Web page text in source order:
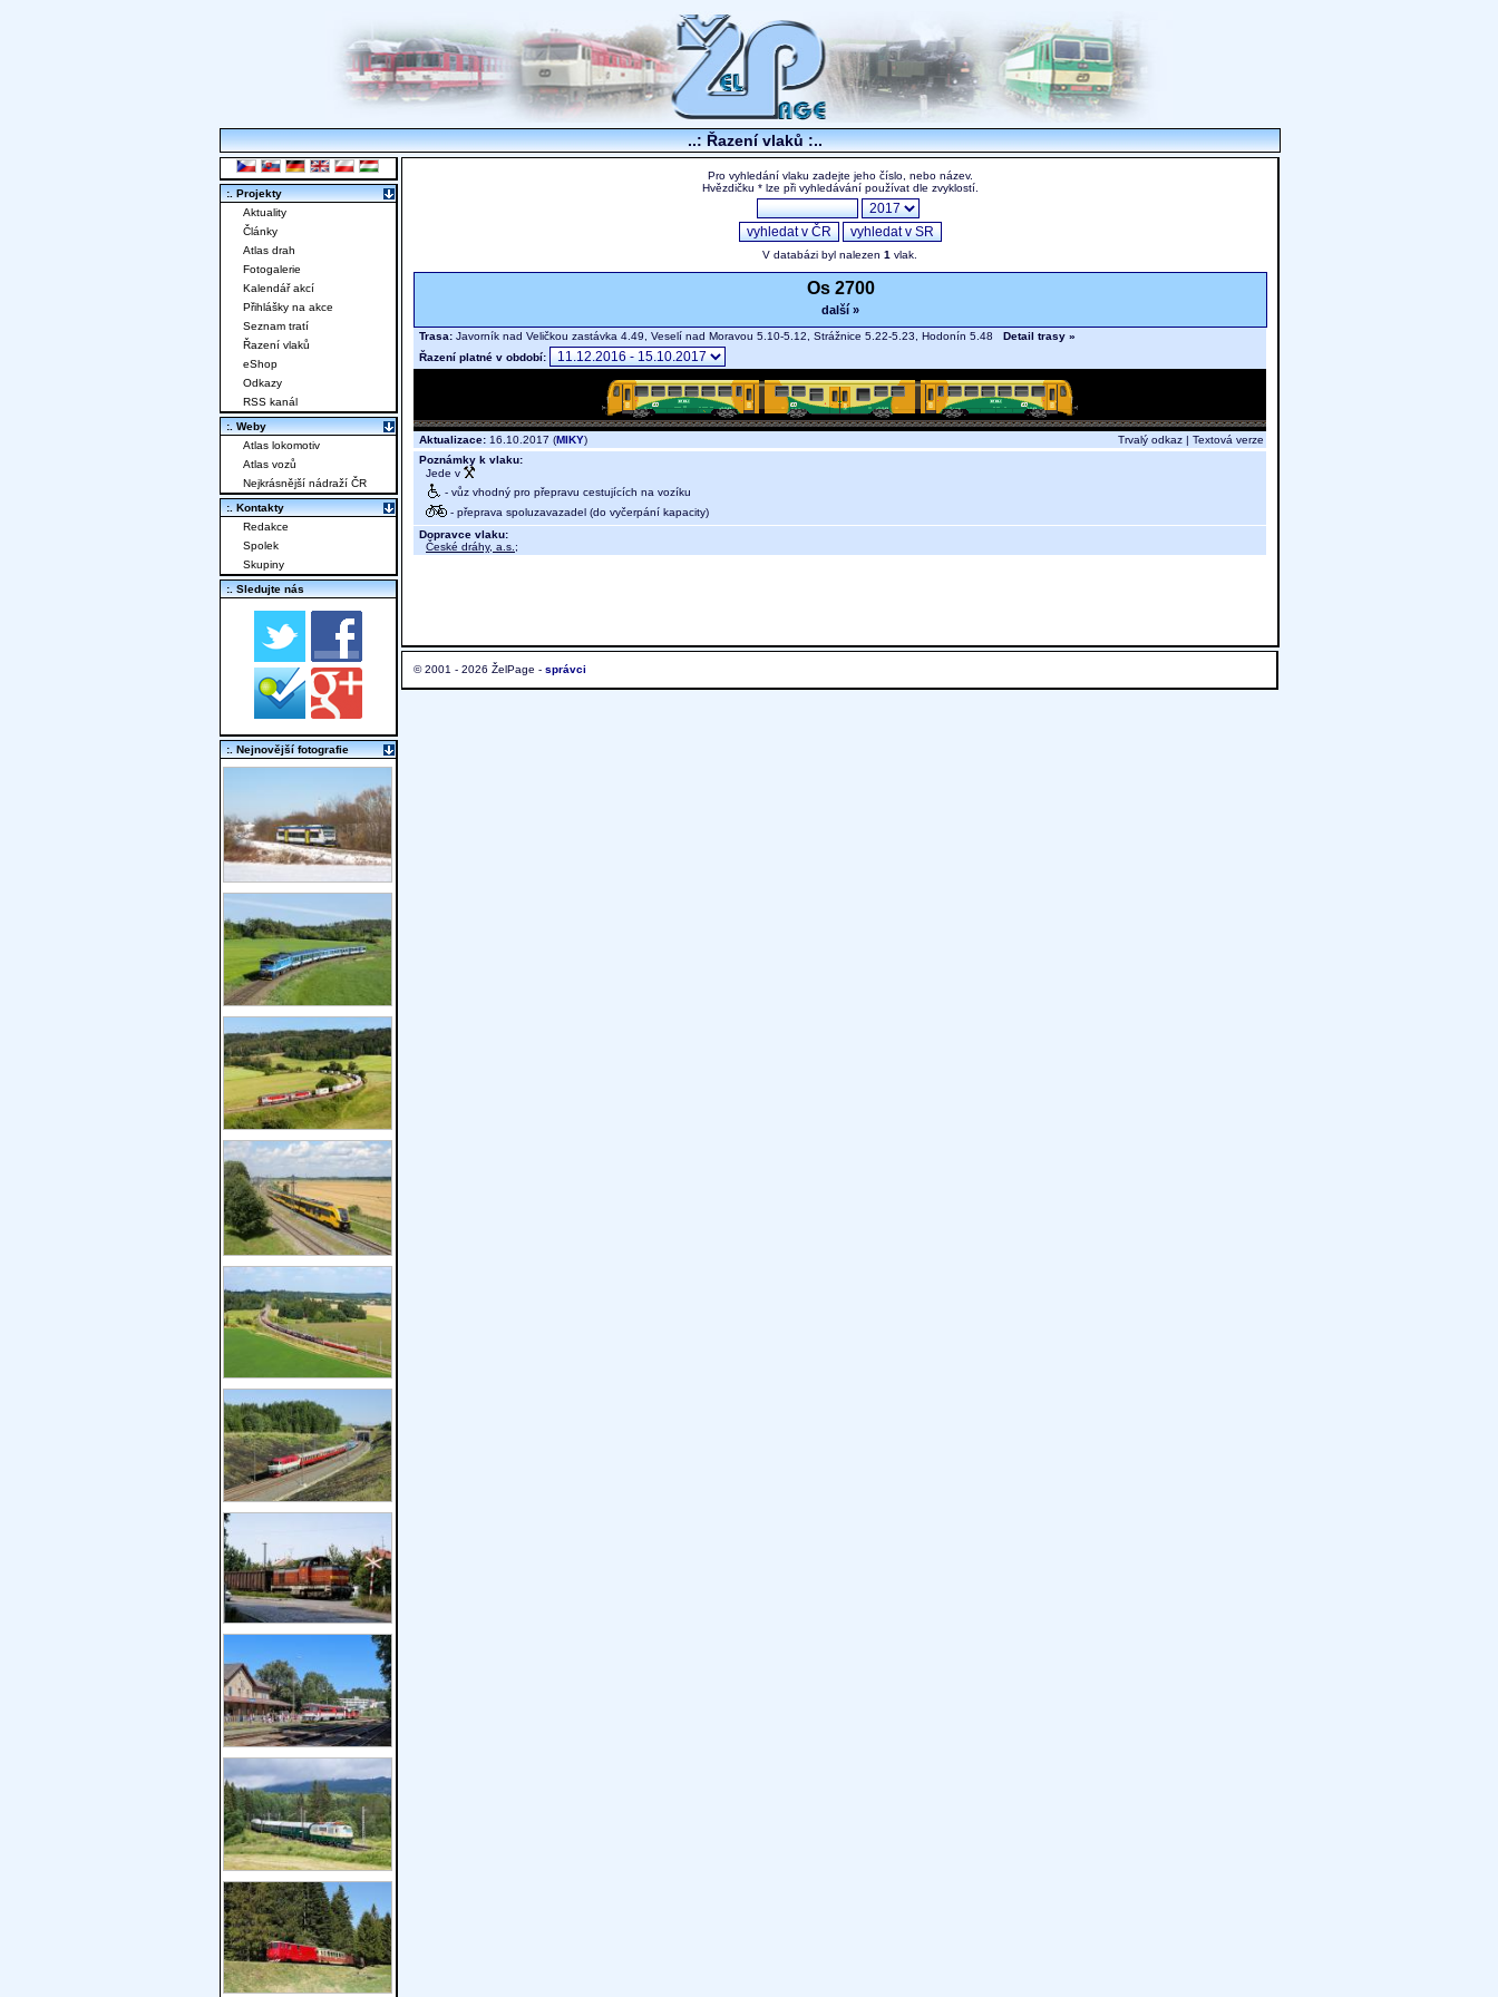
..: Řazení vlaků :..
Pro vyhledání vlaku zadejte jeho číslo, nebo název.
Hvězdičku * lze při vyhledávání používat dle zvyklostí.
V databázi byl nalezen 1 vlak.
Os 2700
další »
Trasa: Javorník nad Veličkou zastávka 4.49, Veselí nad Moravou 5.10-5.12, Strážnice 5.22-5.23, Hodonín 5.48 Detail trasy »
Řazení platné v období:
Aktualizace: 16.10.2017 (MIKY) Trvalý odkaz | Textová verze
Poznámky k vlaku:
Jede v
- vůz vhodný pro přepravu cestujících na vozíku
- přeprava spoluzavazadel (do vyčerpání kapacity)
Dopravce vlaku:
České dráhy, a.s. ;
© 2001 - 2026 ŽelPage - správci
:. Projekty
Aktuality
Články
Atlas drah
Fotogalerie
Kalendář akcí
Přihlášky na akce
Seznam tratí
Řazení vlaků
eShop
Odkazy
RSS kanál
:. Weby
Atlas lokomotiv
Atlas vozů
Nejkrásnější nádraží ČR
:. Kontakty
Redakce
Spolek
Skupiny
:. Sledujte nás
:. Nejnovější fotografie